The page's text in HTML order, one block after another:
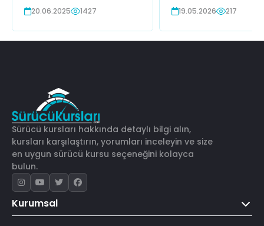
20.06.2025 1427 19.05.2026 217
Sürücü kursları hakkında detaylı bilgi alın,
kursları karşılaştırın, yorumları inceleyin ve size
en uygun sürücü kursu seçeneğini kolayca
bulun.
Kurumsal